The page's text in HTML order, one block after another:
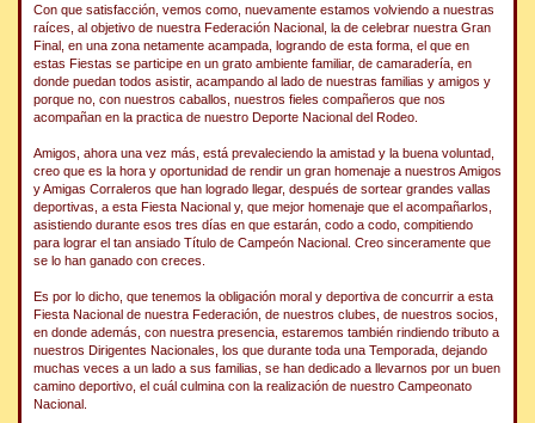
Con que satisfacción, vemos como, nuevamente estamos volviendo a nuestras
raíces, al objetivo de nuestra Federación Nacional, la de celebrar nuestra Gran
Final, en una zona netamente acampada, logrando de esta forma, el que en
estas Fiestas se participe en un grato ambiente familiar, de camaradería, en
donde puedan todos asistir, acampando al lado de nuestras familias y amigos y
porque no, con nuestros caballos, nuestros fieles compañeros que nos
acompañan en la practica de nuestro Deporte Nacional del Rodeo.
Amigos, ahora una vez más, está prevaleciendo la amistad y la buena voluntad,
creo que es la hora y oportunidad de rendir un gran homenaje a nuestros Amigos
y Amigas Corraleros que han logrado llegar, después de sortear grandes vallas
deportivas, a esta Fiesta Nacional y, que mejor homenaje que el acompañarlos,
asistiendo durante esos tres días en que estarán, codo a codo, compitiendo
para lograr el tan ansiado Título de Campeón Nacional. Creo sinceramente que
se lo han ganado con creces.
Es por lo dicho, que tenemos la obligación moral y deportiva de concurrir a esta
Fiesta Nacional de nuestra Federación, de nuestros clubes, de nuestros socios,
en donde además, con nuestra presencia, estaremos también rindiendo tributo a
nuestros Dirigentes Nacionales, los que durante toda una Temporada, dejando
muchas veces a un lado a sus familias, se han dedicado a llevarnos por un buen
camino deportivo, el cuál culmina con la realización de nuestro Campeonato
Nacional.